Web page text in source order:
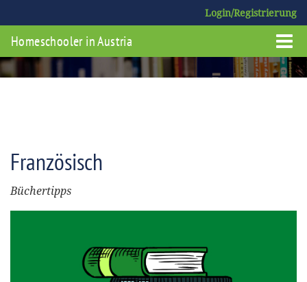
Login/Registrierung
Homeschooler in Austria
Französisch
Büchertipps